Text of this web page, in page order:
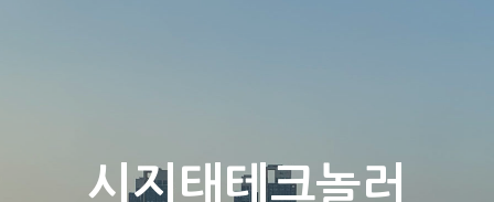
시지태테크놀러